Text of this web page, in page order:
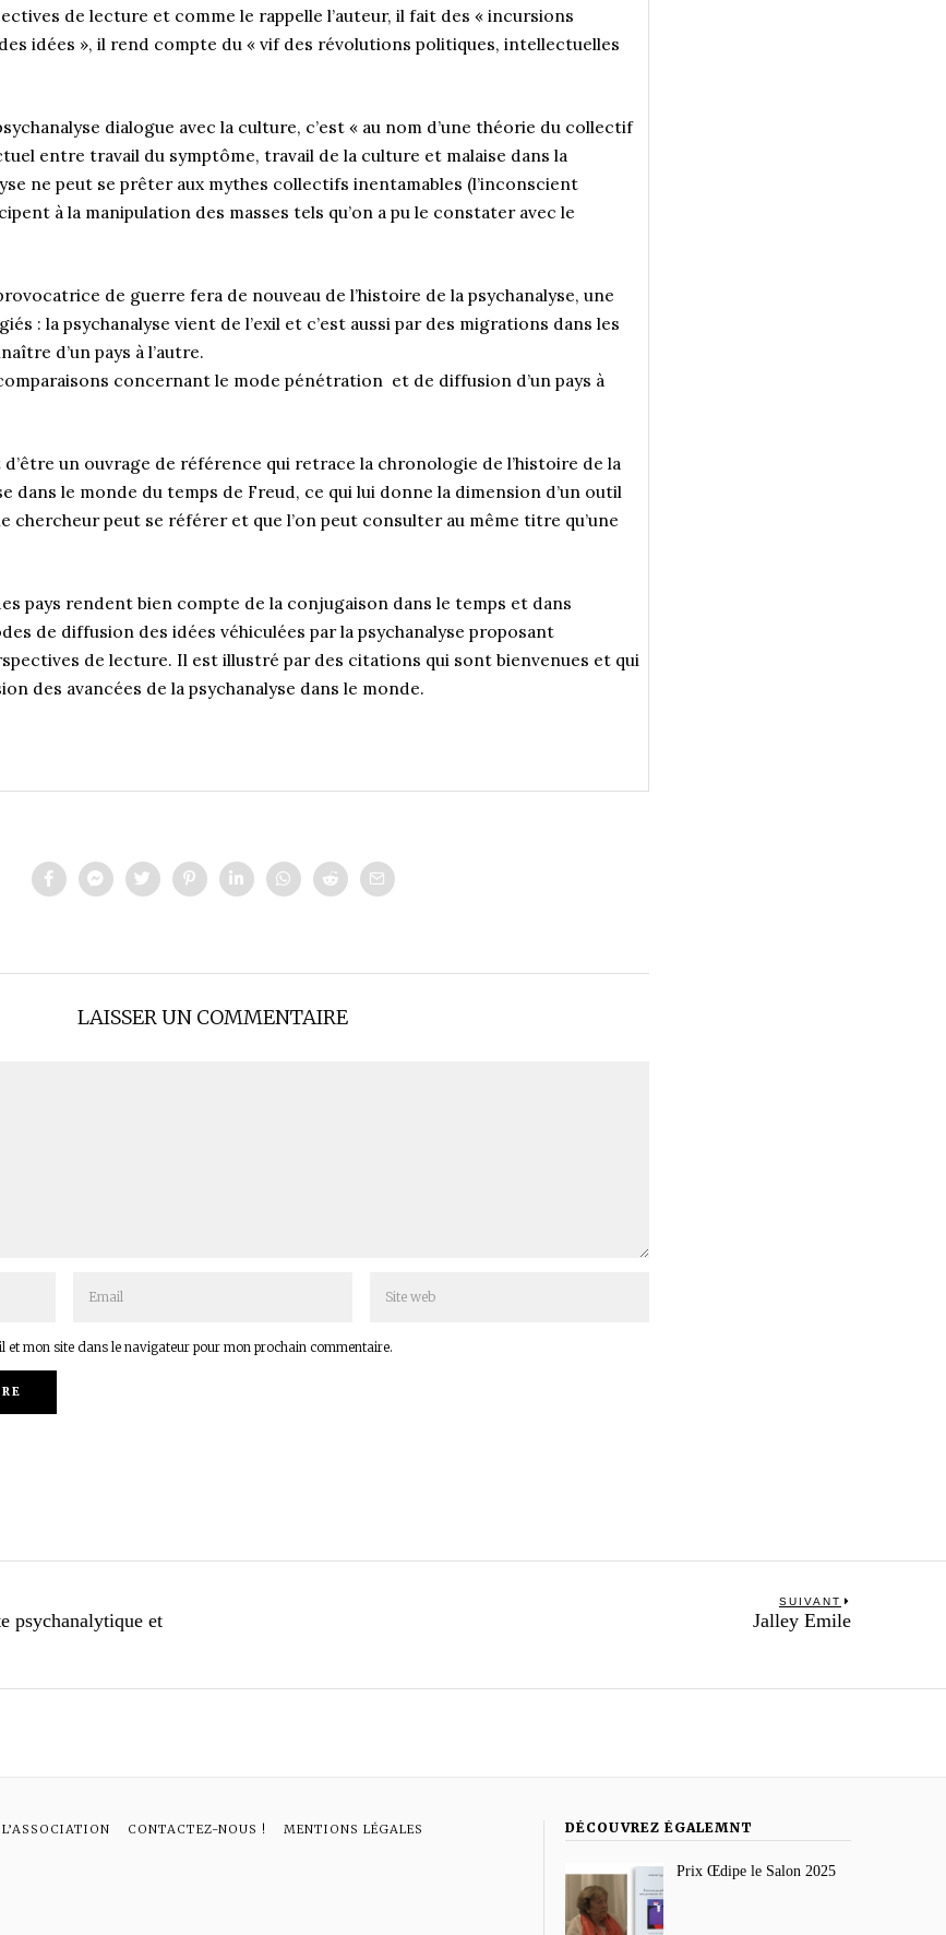
de lecture et comme le rappelle l’auteur, il fait des « incursions
idées », il rend compte du « vif des révolutions politiques, intellectuelles
dialogue avec la culture, c’est « au nom d’une théorie du collectif
entre travail du symptôme, travail de la culture et malaise dans la
ne peut se prêter aux mythes collectifs inentamables (l’inconscient
à la manipulation des masses tels qu’on a pu le constater avec le
de guerre fera de nouveau de l’histoire de la psychanalyse, une
: la psychanalyse vient de l’exil et c’est aussi par des migrations dans les
d’un pays à l’autre.
concernant le mode pénétration et de diffusion d’un pays à
un ouvrage de référence qui retrace la chronologie de l’histoire de la
dans le monde du temps de Freud, ce qui lui donne la dimension d’un outil
chercheur peut se référer et que l’on peut consulter au même titre qu’une
pays rendent bien compte de la conjugaison dans le temps et dans
de diffusion des idées véhiculées par la psychanalyse proposant
de lecture. Il est illustré par des citations qui sont bienvenues et qui
des avancées de la psychanalyse dans le monde.
LAISSER UN COMMENTAIRE
mon site dans le navigateur pour mon prochain commentaire.
psychanalytique et
SUIVANT
Next
Jalley Emile
L’ASSOCIATION CONTACTEZ-NOUS ! MENTIONS LÉGALES DÉCOUVREZ ÉGALEMNT
Prix Œdipe le Salon 2025